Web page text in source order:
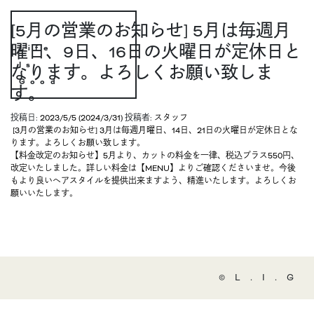
Life
Is
Good
[5月の営業のお知らせ] 5月は毎週月
曜日、9日、16日の火曜日が定休日と
なります。よろしくお願い致しま
す。
投稿日: 2023/5/5 (2024/3/31) 投稿者: スタッフ
投稿ナビゲーション
[3月の営業のお知らせ] 3月は毎週月曜日、14日、21日の火曜日が定休日とな
ります。よろしくお願い致します。
【料金改定のお知らせ】5月より、カットの料金を一律、税込プラス550円、
改定いたしました。詳しい料金は【MENU】よりご確認くださいませ。今後
もより良いヘアスタイルを提供出来ますよう、精進いたします。よろしくお
願いいたします。
©️L.I.G